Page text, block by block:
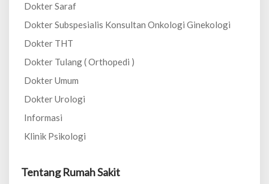
Dokter Saraf
Dokter Subspesialis Konsultan Onkologi Ginekologi
Dokter THT
Dokter Tulang ( Orthopedi )
Dokter Umum
Dokter Urologi
Informasi
Klinik Psikologi
Tentang Rumah Sakit